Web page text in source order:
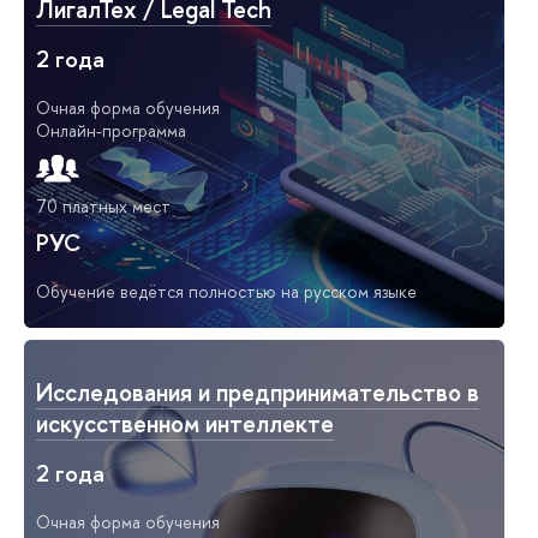
ЛигалТех / Legal Tech
2 года
Очная форма обучения
Онлайн-программа
70 платных мест
РУС
Обучение ведётся полностью на русском языке
Исследования и предпринимательство в
искусственном интеллекте
2 года
Очная форма обучения